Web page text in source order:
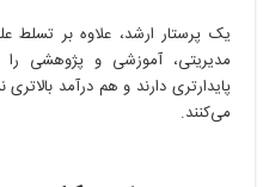
یک پرستار ارشد، علاوه بر تسلط
مدیریتی، آموزشی و پژوهشی را
پایدارتری دارند و هم درآمد
می‌کنند.